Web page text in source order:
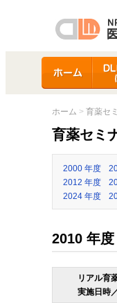
て
ホーム > 育薬セ
育薬セミ
2000 年度
2012 年度
2024 年度
2010 年
リアル育
実施日時